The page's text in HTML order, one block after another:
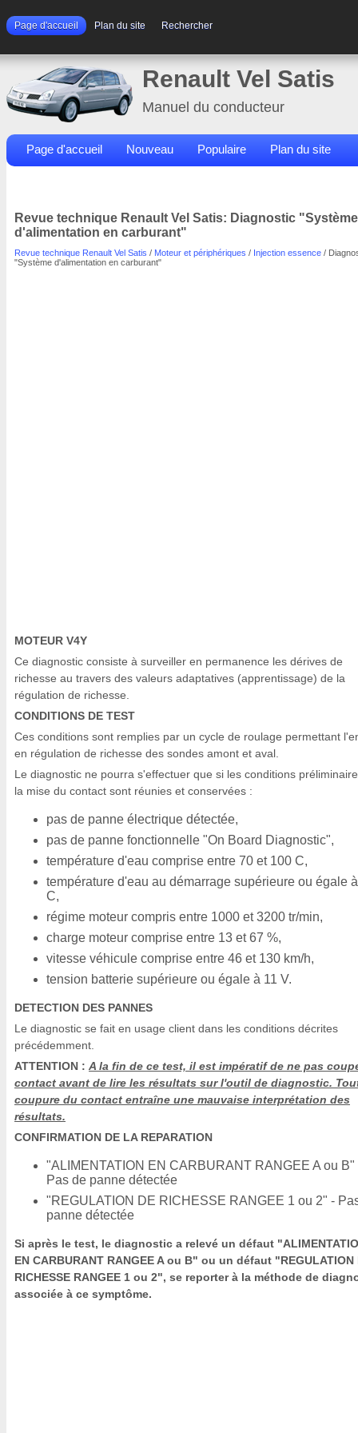
Page d'accueil Plan du site Rechercher
Renault Vel Satis
Manuel du conducteur
Page d'accueil Nouveau Populaire Plan du site
Revue technique Renault Vel Satis: Diagnostic "Système
d'alimentation en carburant"
Revue technique Renault Vel Satis / Moteur et périphériques / Injection essence /
"Système d'alimentation en carburant"
MOTEUR V4Y
Ce diagnostic consiste à surveiller en permanence les dérives de
richesse au travers des valeurs adaptatives (apprentissage) de la
régulation de richesse.
CONDITIONS DE TEST
Ces conditions sont remplies par un cycle de roulage permettant
en régulation de richesse des sondes amont et aval.
Le diagnostic ne pourra s'effectuer que si les conditions
la mise du contact sont réunies et conservées :
pas de panne électrique détectée,
pas de panne fonctionnelle "On Board Diagnostic",
température d'eau comprise entre 70 et 100 C,
température d'eau au démarrage supérieure ou égale
C,
régime moteur compris entre 1000 et 3200 tr/min,
charge moteur comprise entre 13 et 67 %,
vitesse véhicule comprise entre 46 et 130 km/h,
tension batterie supérieure ou égale à 11 V.
DETECTION DES PANNES
Le diagnostic se fait en usage client dans les conditions décrites
précédemment.
ATTENTION : A la fin de ce test, il est impératif de ne pas
contact avant de lire les résultats sur l'outil de diagnostic.
coupure du contact entraîne une mauvaise interprétation des
résultats.
CONFIRMATION DE LA REPARATION
"ALIMENTATION EN CARBURANT RANGEE A ou B"
Pas de panne détectée
"REGULATION DE RICHESSE RANGEE 1 ou 2" -
panne détectée
Si après le test, le diagnostic a relevé un défaut
EN CARBURANT RANGEE A ou B" ou un défaut "REGULATION
RICHESSE RANGEE 1 ou 2", se reporter à la méthode de
associée à ce symptôme.